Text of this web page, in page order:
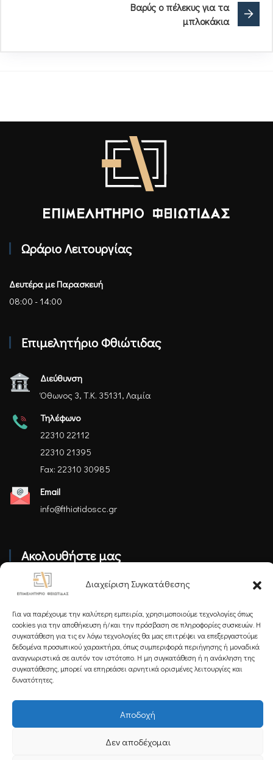
Διαχείριση Συγκατάθεσης
Για να παρέχουμε την καλύτερη εμπειρία, χρησιμοποιούμε τεχνολογίες όπως
cookies για την αποθήκευση ή/και την πρόσβαση σε πληροφορίες συσκευών. Η
συγκατάθεση για τις εν λόγω τεχνολογίες θα μας επιτρέψει να επεξεργαστούμε
δεδομένα προσωπικού χαρακτήρα, όπως συμπεριφορά περιήγησης ή μοναδικά
αναγνωριστικά σε αυτόν τον ιστότοπο. Η μη συγκατάθεση ή η ανάκληση της
συγκατάθεσης, μπορεί να επηρεάσει αρνητικά ορισμένες λειτουργίες και
δυνατότητες.
Αποδοχή
Δεν αποδέχομαι
Bαρύς ο πέλεκυς για τα
μπλοκάκια
Ωράριο Λειτουργίας
Δευτέρα με Παρασκευή
08:00 - 14:00
Επιμελητήριο Φθιώτιδας
Διεύθυνση
Όθωνος 3, Τ.Κ. 35131, Λαμία
Τηλέφωνο
22310 22112
22310 21395
Fax: 22310 30985
Email
info@fthiotidoscc.gr
Ακολουθήστε μας
Εγγραφείτε στο Newsletter μας